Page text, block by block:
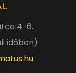
4-6.
időben)